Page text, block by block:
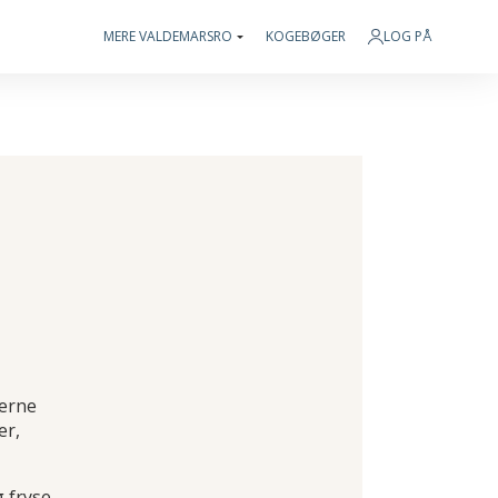
MERE VALDEMARSRO KOGEBØGER LOG PÅ